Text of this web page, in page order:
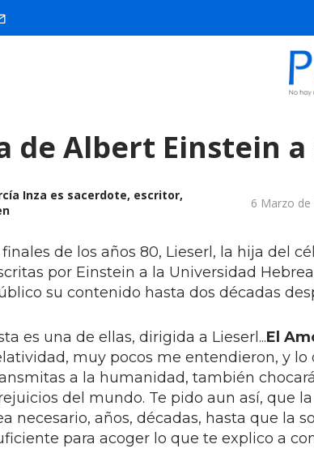
de Albert Einstein
Inza es sacerdote, escritor,
6 Marzo de
de los años 80, Lieserl, la hija del
por Einstein a la Universidad
su contenido hasta dos décadas
es una de ellas, dirigida a Lieserl...El
muy pocos me entendieron, y lo
a la humanidad, también
del mundo. Te pido aun así­, que
necesario, años, décadas, hasta que la
para acoger lo que te explico a